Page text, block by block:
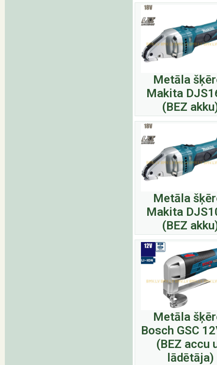
Metāla
Makita
(BEZ
Metāla
Makita
(BEZ
Metāla
Bosch GSC
(BEZ accu
lādētāja)